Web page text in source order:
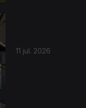
11 jul. 2026